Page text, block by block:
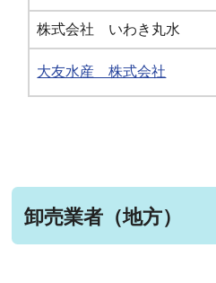
株式会社 いわき丸水
大友水産 株式会社
卸売業者（地方）